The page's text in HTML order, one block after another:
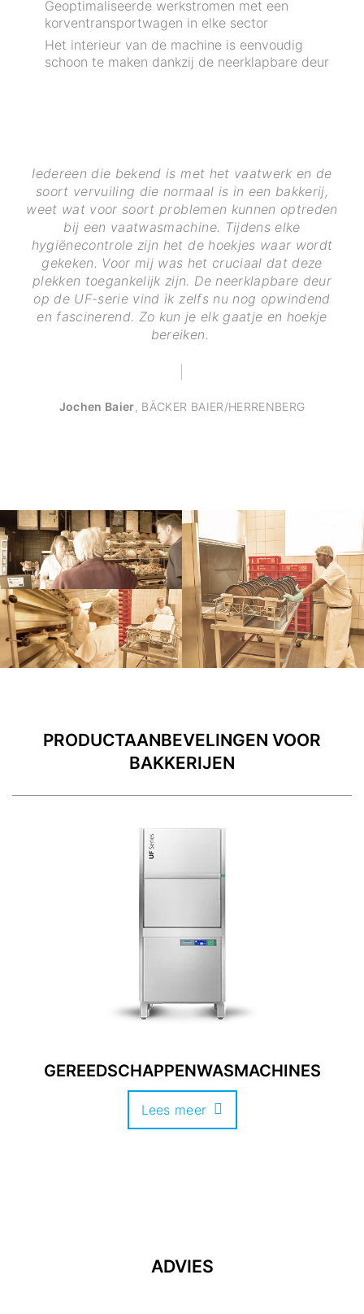
Geoptimaliseerde werkstromen met een
korventransportwagen in elke sector
Het interieur van de machine is eenvoudig
schoon te maken dankzij de neerklapbare deur
Iedereen die bekend is met het vaatwerk en de
soort vervuiling die normaal is in een bakkerij,
weet wat voor soort problemen kunnen optreden
bij een vaatwasmachine. Tijdens elke
hygiënecontrole zijn het de hoekjes waar wordt
gekeken. Voor mij was het cruciaal dat deze
plekken toegankelijk zijn. De neerklapbare deur
op de UF-serie vind ik zelfs nu nog opwindend
en fascinerend. Zo kun je elk gaatje en hoekje
bereiken.
Jochen Baier, BÄCKER BAIER/HERRENBERG
PRODUCTAANBEVELINGEN VOOR
BAKKERIJEN
GEREEDSCHAPPENWASMACHINES
Lees meer
ADVIES